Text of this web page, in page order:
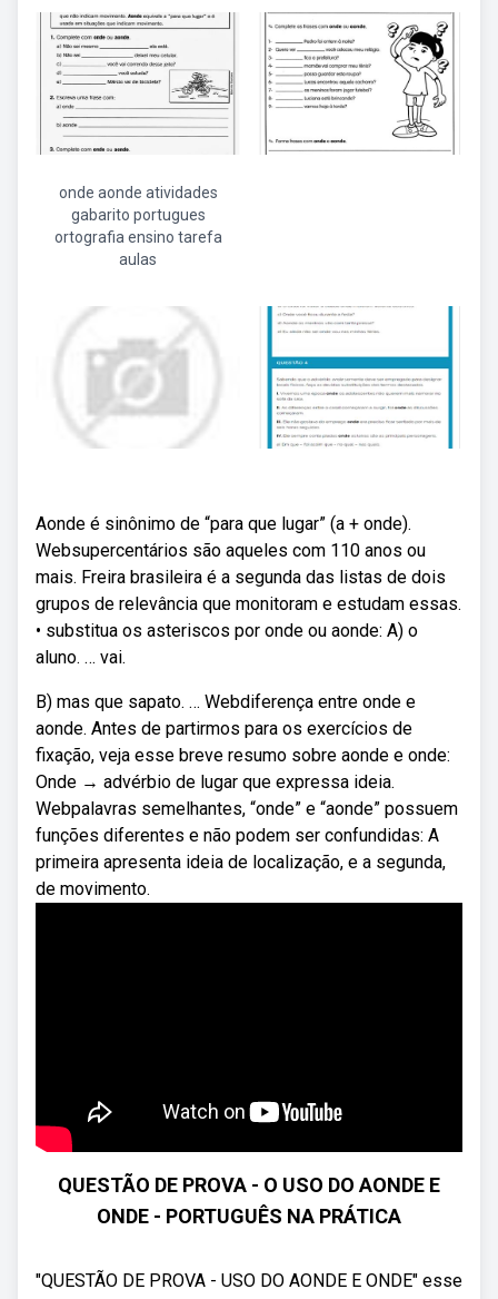
onde aonde atividades
gabarito portugues
ortografia ensino tarefa
aulas
Aonde é sinônimo de “para que lugar” (a + onde).
Websupercentários são aqueles com 110 anos ou
mais. Freira brasileira é a segunda das listas de dois
grupos de relevância que monitoram e estudam essas.
• substitua os asteriscos por onde ou aonde: A) o
aluno. … vai.
B) mas que sapato. … Webdiferença entre onde e
aonde. Antes de partirmos para os exercícios de
fixação, veja esse breve resumo sobre aonde e onde:
Onde → advérbio de lugar que expressa ideia.
Webpalavras semelhantes, “onde” e “aonde” possuem
funções diferentes e não podem ser confundidas: A
primeira apresenta ideia de localização, e a segunda,
de movimento.
QUESTÃO DE PROVA - O USO DO AONDE E
ONDE - PORTUGUÊS NA PRÁTICA
"QUESTÃO DE PROVA - USO DO AONDE E ONDE" esse